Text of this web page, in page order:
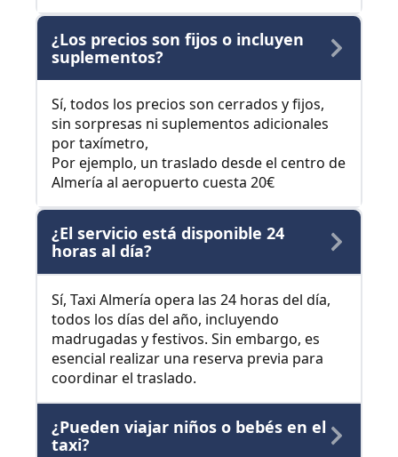
¿Los precios son fijos o incluyen
suplementos?
Sí, todos los precios son cerrados y fijos,
sin sorpresas ni suplementos adicionales
por taxímetro,
Por ejemplo, un traslado desde el centro de
Almería al aeropuerto cuesta 20€
¿El servicio está disponible 24
horas al día?
Sí, Taxi Almería opera las 24 horas del día,
todos los días del año, incluyendo
madrugadas y festivos. Sin embargo, es
esencial realizar una reserva previa para
coordinar el traslado.
¿Pueden viajar niños o bebés en el
taxi?